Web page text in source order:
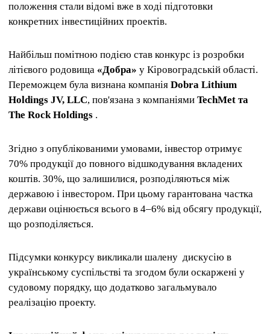
положення стали відомі вже в ході підготовки
конкретних інвестиційних проектів.
Найбільш помітною подією став конкурс із розробки
літієвого родовища «Добра» у Кіровоградській області.
Переможцем була визнана компанія Dobra Lithium
Holdings JV, LLC, пов'язана з компаніями TechMet та
The Rock Holdings .
Згідно з опублікованими умовами, інвестор отримує
70% продукції до повного відшкодування вкладених
коштів. 30%, що залишилися, розподіляються між
державою і інвестором. При цьому гарантована частка
держави оцінюється всього в 4–6% від обсягу продукції,
що розподіляється.
Підсумки конкурсу викликали шалену дискусію в
українському суспільстві та згодом були оскаржені у
судовому порядку, що додатково загальмувало
реалізацію проекту.